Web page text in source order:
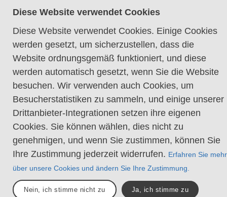
Diese Website verwendet Cookies
Diese Website verwendet Cookies. Einige Cookies
werden gesetzt, um sicherzustellen, dass die
Website ordnungsgemäß funktioniert, und diese
werden automatisch gesetzt, wenn Sie die Website
besuchen. Wir verwenden auch Cookies, um
Besucherstatistiken zu sammeln, und einige unserer
Drittanbieter-Integrationen setzen ihre eigenen
Cookies. Sie können wählen, dies nicht zu
genehmigen, und wenn Sie zustimmen, können Sie
Ihre Zustimmung jederzeit widerrufen. Erfahren Sie mehr
über unsere Cookies und ändern Sie Ihre Zustimmung.
Nein, ich stimme nicht zu Ja, ich stimme zu